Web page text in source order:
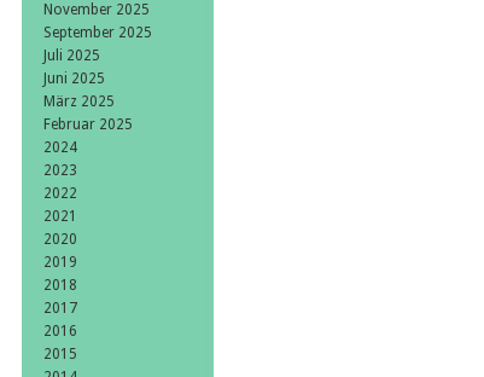
November 2025
September 2025
Juli 2025
Juni 2025
März 2025
Februar 2025
2024
2023
2022
2021
2020
2019
2018
2017
2016
2015